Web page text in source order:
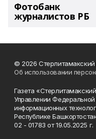
Фотобанк
журналистов РБ
© 2026 Стерлитамакский
Об использовании
Газета
Управлении
информационных
Республике
02 - 01783 от 19.05.2025 г.